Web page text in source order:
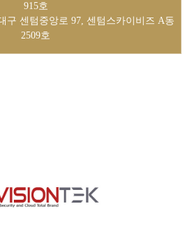
915호
구 센텀중앙로 97, 센텀스카이비즈 A동
2509호